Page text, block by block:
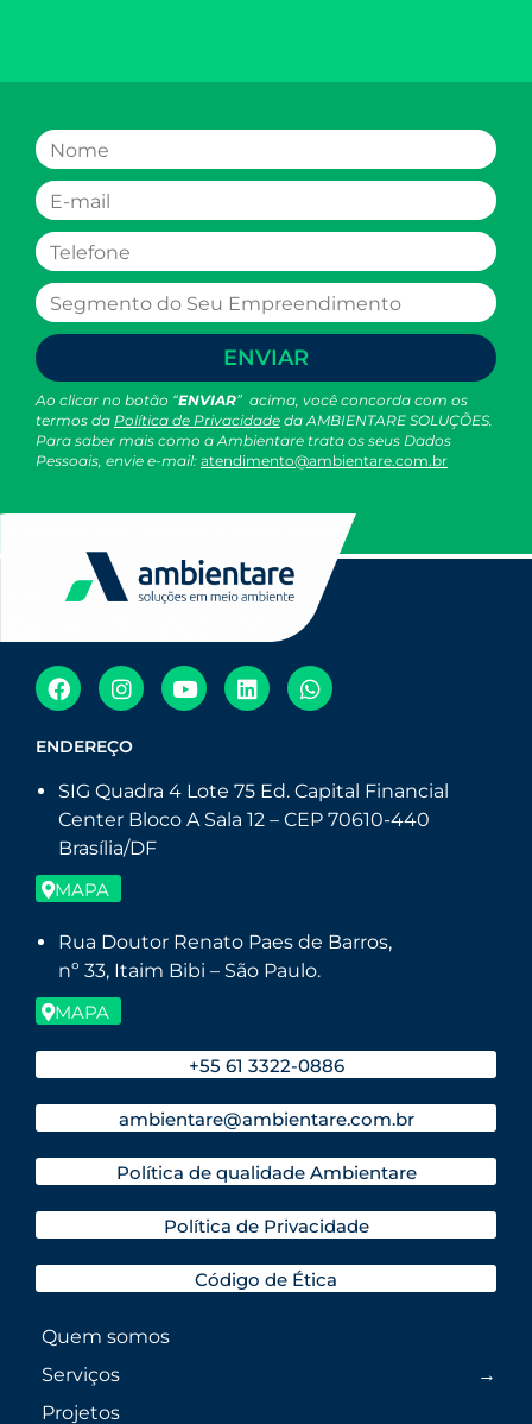
ENVIAR
Ao clicar no botão “ENVIAR” acima, você concorda com os
termos da Política de Privacidade da AMBIENTARE SOLUÇÕES.
Para saber mais como a Ambientare trata os seus Dados
Pessoais, envie e-mail: atendimento@ambientare.com.br
ENDEREÇO
SIG Quadra 4 Lote 75 Ed. Capital Financial
Center Bloco A Sala 12 – CEP 70610-440
Brasília/DF
MAPA
Rua Doutor Renato Paes de Barros,
nº 33, Itaim Bibi – São Paulo.
MAPA
+55 61 3322-0886
ambientare@ambientare.com.br
Política de qualidade Ambientare
Política de Privacidade
Código de Ética
Quem somos
Serviços
Projetos